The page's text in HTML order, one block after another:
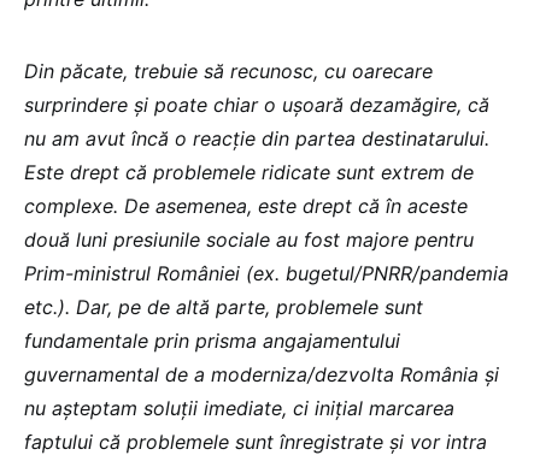
Din păcate, trebuie să recunosc, cu oarecare
surprindere și poate chiar o ușoară dezamăgire, că
nu am avut încă o reacție din partea destinatarului.
Este drept că problemele ridicate sunt extrem de
complexe. De asemenea, este drept că în aceste
două luni presiunile sociale au fost majore pentru
Prim-ministrul României (ex. bugetul/PNRR/pandemia
etc.). Dar, pe de altă parte, problemele sunt
fundamentale prin prisma angajamentului
guvernamental de a moderniza/dezvolta România și
nu așteptam soluții imediate, ci inițial marcarea
faptului că problemele sunt înregistrate și vor intra